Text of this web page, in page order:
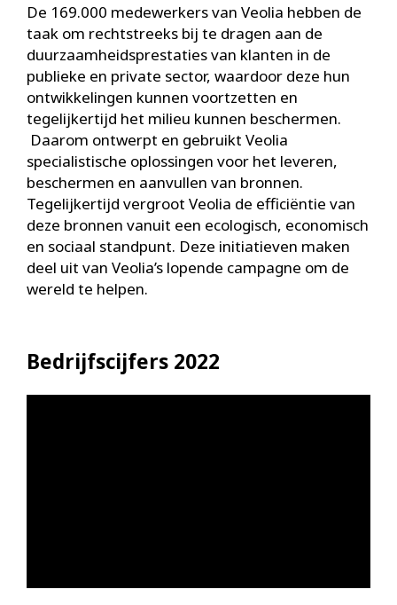
De 169.000 medewerkers van Veolia hebben de
taak om rechtstreeks bij te dragen aan de
duurzaamheidsprestaties van klanten in de
publieke en private sector, waardoor deze hun
ontwikkelingen kunnen voortzetten en
tegelijkertijd het milieu kunnen beschermen.
Daarom ontwerpt en gebruikt Veolia
specialistische oplossingen voor het leveren,
beschermen en aanvullen van bronnen.
Tegelijkertijd vergroot Veolia de efficiëntie van
deze bronnen vanuit een ecologisch, economisch
en sociaal standpunt. Deze initiatieven maken
deel uit van Veolia’s lopende campagne om de
wereld te helpen.
Bedrijfscijfers 2022